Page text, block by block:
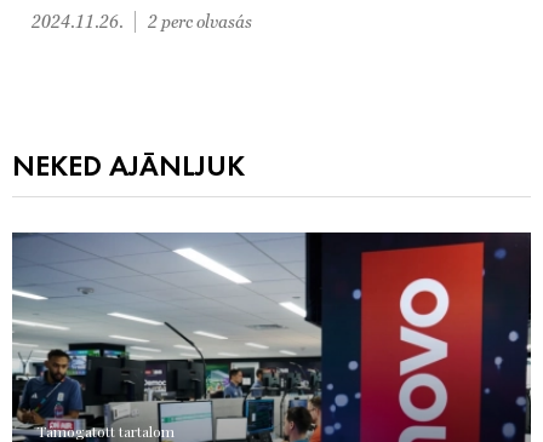
2024.11.26. 2 perc olvasás
NEKED AJÁNLJUK
Támogatott tartalom